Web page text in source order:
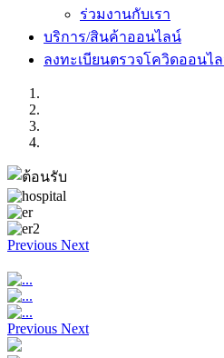
ร่วมงานกับเรา
บริการ/สินค้าออนไลน์
ลงทะเบียนตรวจโควิดออนไ
Previous Next
Previous Next